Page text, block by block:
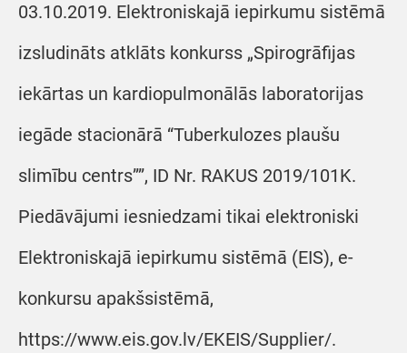
03.10.2019. Elektroniskajā iepirkumu sistēmā
izsludināts atklāts konkurss „Spirogrāfijas
iekārtas un kardiopulmonālās laboratorijas
iegāde stacionārā “Tuberkulozes plaušu
slimību centrs””, ID Nr. RAKUS 2019/101K.
Piedāvājumi iesniedzami tikai elektroniski
Elektroniskajā iepirkumu sistēmā (EIS), e-
konkursu apakšsistēmā,
https://www.eis.gov.lv/EKEIS/Supplier/.